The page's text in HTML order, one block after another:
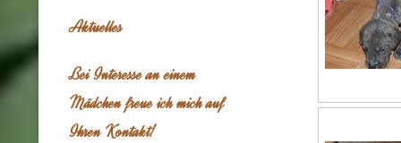
Aktuelles
Bei Interesse an einem
Mädchen freue ich mich auf
Ihren Kontakt!